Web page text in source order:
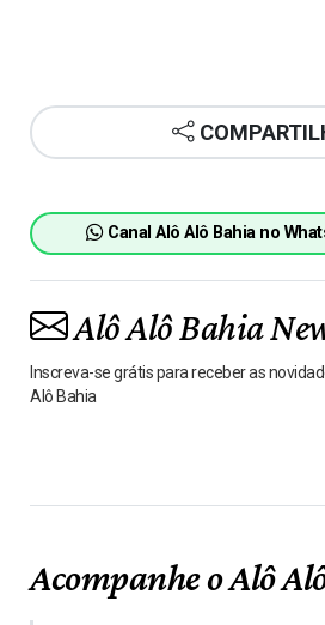
Canal Alô Alô Bahia no
Alô Alô Bahia
Inscreva-se grátis para receber as
Alô Bahia
Acompanhe o Alô